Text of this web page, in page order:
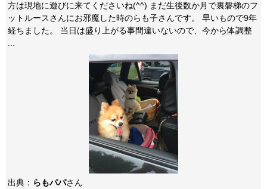
方は現地に遊びに来てくださいね(^^) まだ生後数か月で裏磐梯のフ
ットルースさんにお邪魔した時のらも子さんです。 早いもので9年
経ちました。 当日は盛り上がる事間違いないので、今から体調整
出典： らもパパさん